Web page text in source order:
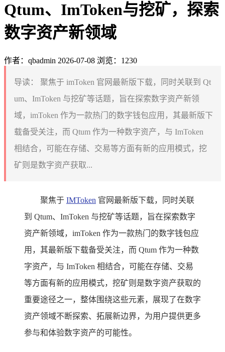
Qtum、ImToken与挖矿，探索
数字资产新领域
作者：qbadmin 2026-07-08 浏览：1230
导读：
聚焦于 imToken 官网最新版下载，同时关联到 Qt
um、ImToken 与挖矿等话题，旨在探索数字资产新领
域，imToken 作为一款热门的数字钱包应用，其最新版下
载备受关注，而 Qtum 作为一种数字资产，与 ImToken
相结合，可能在存储、交易等方面有新的应用模式，挖
矿则是数字资产获取...
聚焦于 IMToken 官网最新版下载，同时关联
到 Qtum、ImToken 与挖矿等话题，旨在探索数字
资产新领域，imToken 作为一款热门的数字钱包应
用，其最新版下载备受关注，而 Qtum 作为一种数
字资产，与 ImToken 相结合，可能在存储、交易
等方面有新的应用模式，挖矿则是数字资产获取的
重要途径之一，整体围绕这些元素，展现了在数字
资产领域不断探索、拓展新边界，为用户提供更多
参与和体验数字资产的可能性。